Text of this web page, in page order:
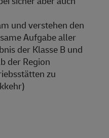
und verstehen den
Aufgabe aller
der Klasse B und
der Region
zu